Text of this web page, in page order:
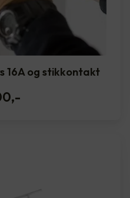
16A og stikkontakt
,-